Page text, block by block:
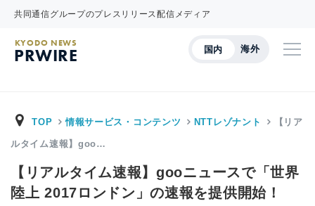
共同通信グループのプレスリリース配信メディア
国内 海外
KYODO NEWS
PRWIRE
TOP 情報サービス・コンテンツ NTTレゾナント 【リア
ルタイム速報】goo…
【リアルタイム速報】gooニュースで「世界
陸上 2017ロンドン」の速報を提供開始！